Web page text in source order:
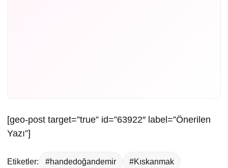
[geo-post target=”true” id=”63922″ label=”Önerilen
Yazı”]
Etiketler: #handedoğandemir #Kıskanmak